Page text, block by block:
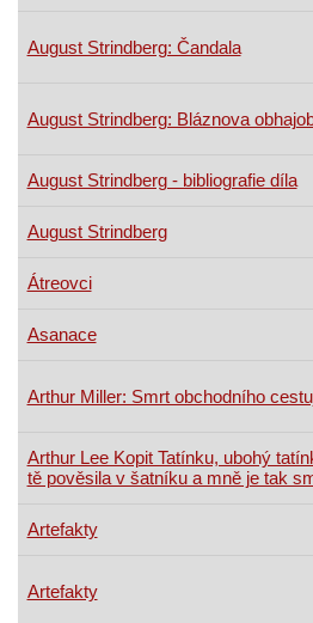
August Strindberg: Čandala
August Strindberg: Bláznova
August Strindberg - bibliografie díla
August Strindberg
Átreovci
Asanace
Arthur Miller: Smrt obchodního
Arthur Lee Kopit Tatínku, ubohý
tě pověsila v šatníku a mně je tak
Artefakty
Artefakty